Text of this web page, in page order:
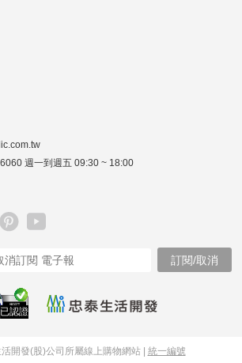
週一到週五 09:30 ~ 18:00
已認證
開發(股)公司所屬線上購物網站 | 統一編號